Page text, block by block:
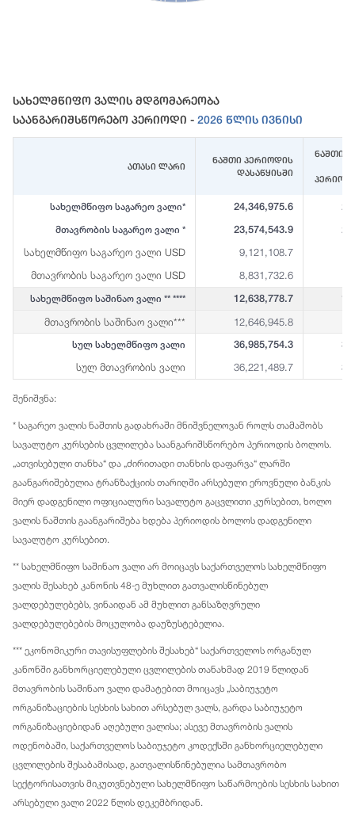
Სახელმწიფო Ვალის Მდგომარეობა
Საანგარიშსწორებო Პერიოდი - 2026 Წლის Ივნისი
ათასი ლარი
ნაშთი პერიოდის
დასაწყისში
ნაშთი
სახელმწიფო საგარეო ვალი* 24,346,975.6
მთავრობის საგარეო ვალი * 23,574,543.9
სახელმწიფო საგარეო ვალი USD 9,121,108.7
მთავრობის საგარეო ვალი USD
8,831,732.6
სახელმწიფო საშინაო ვალი ** **** 12,638,778.7
მთავრობის საშინაო ვალი*** 12,646,945.8
სულ სახელმწიფო ვალი 36,985,754.3
სულ მთავრობის ვალი 36,221,489.7
შენიშვნა:
* საგარეო ვალის ნაშთის გადახრაში მნიშვნელოვან როლს თამაშობს
სავალუტო კურსების ცვლილება საანგარიშსწორებო პერიოდის ბოლოს.
„ათვისებული თანხა“ და „ძირითადი თანხის დაფარვა“ ლარში
გაანგარიშებულია ტრანზაქციის თარიღში არსებული ეროვნული ბანკის
მიერ დადგენილი ოფიციალური სავალუტო გაცვლითი კურსებით, ხოლო
ვალის ნაშთის გაანგარიშება ხდება პერიოდის ბოლოს დადგენილი
სავალუტო კურსებით.
** სახელმწიფო საშინაო ვალი არ მოიცავს საქართველოს სახელმწიფო
ვალის შესახებ კანონის 48-ე მუხლით გათვალისწინებულ
ვალდებულებებს, ვინაიდან ამ მუხლით განსაზღვრული
ვალდებულებების მოცულობა დაუზუსტებელია.
*** ეკონომიკური თავისუფლების შესახებ“ საქართველოს ორგანულ
კანონში განხორციელებული ცვლილების თანახმად 2019 წლიდან
მთავრობის საშინაო ვალი დამატებით მოიცავს „საბიუჯეტო
ორგანიზაციების სესხის სახით არსებულ ვალს, გარდა საბიუჯეტო
ორგანიზაციებიდან აღებული ვალისა; ასევე მთავრობის ვალის
ოდენობაში, საქართველოს საბიუჯეტო კოდექსში განხორციელებული
ცვლილების შესაბამისად, გათვალისწინებულია სამთავრობო
სექტორისათვის მიკუთვნებული სახელმწიფო საწარმოების სესხის სახით
არსებული ვალი 2022 წლის დეკემბრიდან.